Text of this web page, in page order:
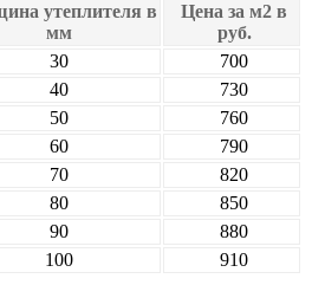
утеплителя в
мм
Цена за м2 в
руб.
30
700
40
730
50
760
60
790
70
820
80
850
90
880
100
910